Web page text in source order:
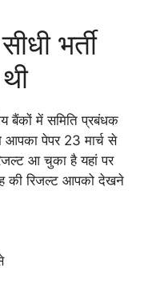
भर्ती
बैंकों में समिति प्रबंधक
आपका पेपर 23 मार्च से
आ चुका है यहां पर
की रिजल्ट आपको देखने